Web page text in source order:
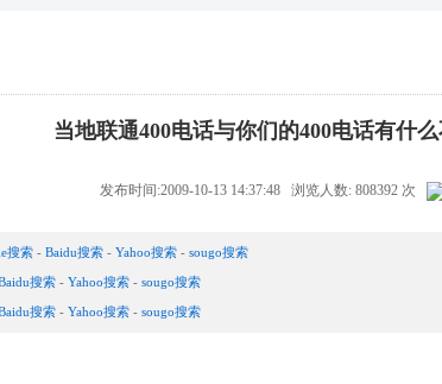
当地联通400电话与你们的400电话有什
发布时间:2009-10-13 14:37:48 浏览人数: 808392 次
搜索 - Baidu搜索 - Yahoo搜索 - sougo搜索
搜索 - Yahoo搜索 - sougo搜索
搜索 - Yahoo搜索 - sougo搜索